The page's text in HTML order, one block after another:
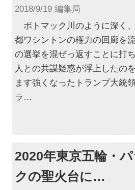
2018/9/19 編集局
ポトマック川のように深く
都ワシントンの権力の回廊を
の選挙を混ぜっ返すことに打
人との共謀疑惑が浮上したの
ます強くなったトランプ大統
ラ…
2020年東京五輪・
クの聖火台に…